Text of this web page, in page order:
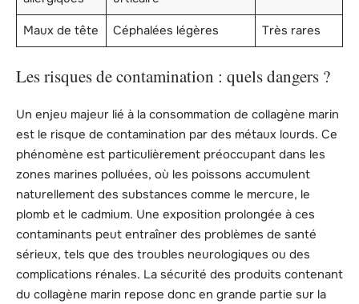
Maux de tête
Céphalées légères Très rares
Les risques de contamination : quels dangers ?
Un enjeu majeur lié à la consommation de collagène marin
est le risque de contamination par des métaux lourds. Ce
phénomène est particulièrement préoccupant dans les
zones marines polluées, où les poissons accumulent
naturellement des substances comme le mercure, le
plomb et le cadmium. Une exposition prolongée à ces
contaminants peut entraîner des problèmes de santé
sérieux, tels que des troubles neurologiques ou des
complications rénales. La sécurité des produits contenant
du collagène marin repose donc en grande partie sur la